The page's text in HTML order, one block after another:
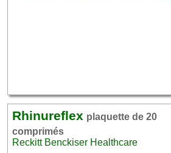
Rhinureflex plaquette de 20
comprimés
Reckitt Benckiser Healthcare